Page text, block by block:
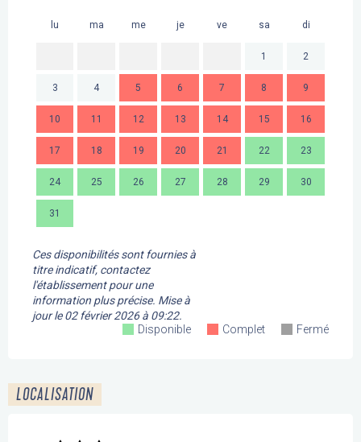
lu ma me je ve sa di
1 2
3 4 5 6 7 8 9
10 11 12 13 14 15 16
17 18 19 20 21 22 23
24 25 26 27 28 29 30
31
Ces disponibilités sont fournies à
titre indicatif, contactez
l'établissement pour une
information plus précise. Mise à
jour le02 février 2026 à 09:22.
Disponible
Complet Fermé
LOCALISATION